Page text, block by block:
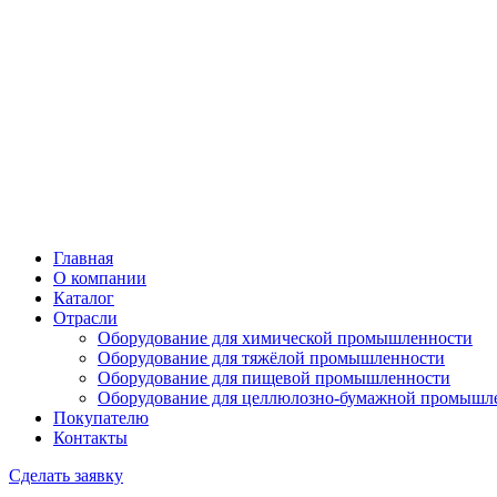
Главная
О компании
Каталог
Отрасли
Оборудование для химической промышленности
Оборудование для тяжёлой промышленности
Оборудование для пищевой промышленности
Оборудование для целлюлозно-бумажной
Покупателю
Контакты
Сделать заявку